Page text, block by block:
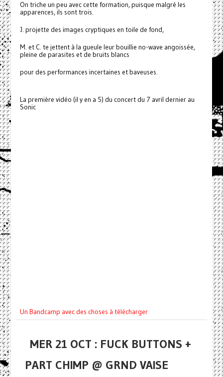
On triche un peu avec cette formation, puisque malgré les
apparences, ils sont trois.
J. projette des images cryptiques en toile de fond,
M. et C. te jettent à la gueule leur bouillie no-wave angoissée,
pleine de parasites et de bruits blancs
pour des performances incertaines et baveuses.
La première vidéo (il y en a 5) du concert du 7 avril dernier au
Sonic
Un Bandcamp avec des choses à télécharger
MER 21 OCT : FUCK BUTTONS +
PART CHIMP @ GRND VAISE